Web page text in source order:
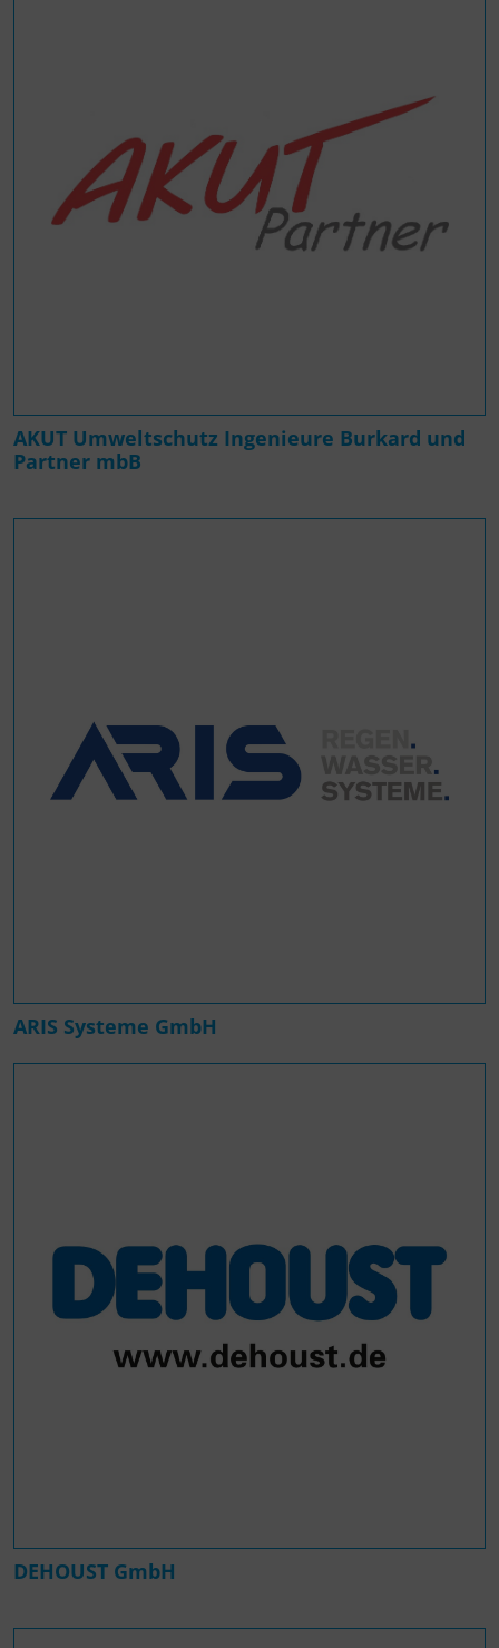
AKUT Umweltschutz Ingenieure Burkard und
Partner mbB
ARIS Systeme GmbH
DEHOUST GmbH